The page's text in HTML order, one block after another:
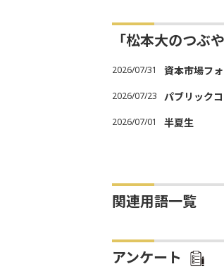
「松本大のつぶ
2026/07/31 資本市場フ
2026/07/23 パブリック
2026/07/01 半夏生
関連用語一覧
アンケート